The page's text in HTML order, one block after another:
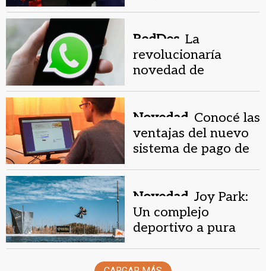
RedDes. La
revolucionaría
novedad de
Novedad. Conocé las
ventajas del nuevo
sistema de pago de
Pocito
Novedad. Joy Park:
Un complejo
deportivo a pura